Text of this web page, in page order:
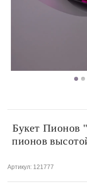
Букет Пионов
пионов
Артикул: 121777